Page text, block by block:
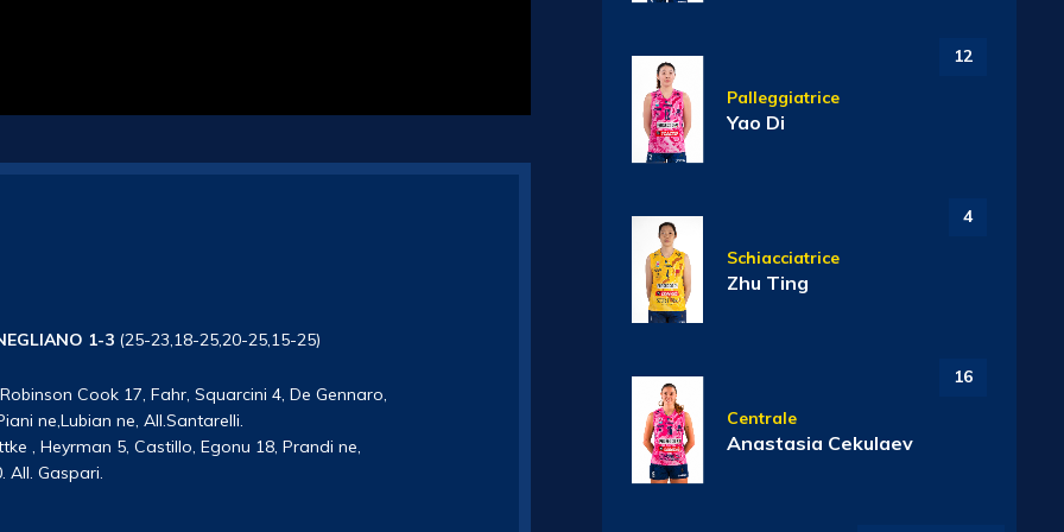
1-3 (25-23,18-25,20-25,15-25)
Cook 17, Fahr, Squarcini 4, De Gennaro,
ne,Lubian ne, All.Santarelli.
, Heyrman 5, Castillo, Egonu 18, Prandi ne,
All. Gaspari.
12
Palleggiatrice
Yao Di
4
Schiacciatrice
Zhu Ting
16
Centrale
Anastasia Cekulaev